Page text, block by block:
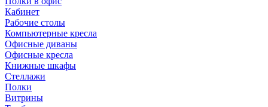
Кабинет
Рабочие столы
Компьютерные кресла
Офисные диваны
Офисные кресла
Книжные шкафы
Стеллажи
Полки
Витрины